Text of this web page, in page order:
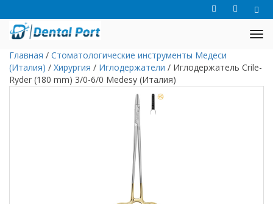
Главная / Стоматологические инструменты Медеси
(Италия) / Хирургия / Иглодержатели / Иглодержатель Crile-
Ryder (180 mm) 3/0-6/0 Medesy (Италия)